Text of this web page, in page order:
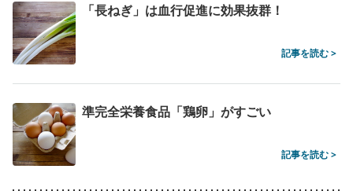
「長ねぎ」は血行促進に効果抜群！
記事を読む >
準完全栄養食品「鶏卵」がすごい
記事を読む >